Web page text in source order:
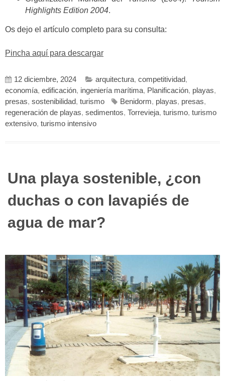
Highlights Edition 2004.
Os dejo el artículo completo para su consulta:
Pincha aquí para descargar
12 diciembre, 2024 arquitectura, competitividad,
economía, edificación, ingeniería marítima, Planificación, playas,
presas, sostenibilidad, turismo Benidorm, playas, presas,
regeneración de playas, sedimentos, Torrevieja, turismo, turismo
extensivo, turismo intensivo
Una playa sostenible, ¿con
duchas o con lavapiés de
agua de mar?